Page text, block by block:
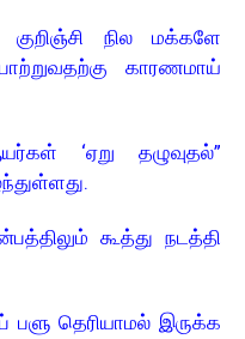
நில மக்களே
காரணமாய்
‘ஏறு தழுவுதல்”
கூத்து நடத்தி
பளு தெரியாமல் இருக்க